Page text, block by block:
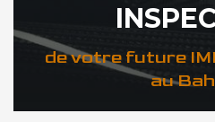
de votre future
au